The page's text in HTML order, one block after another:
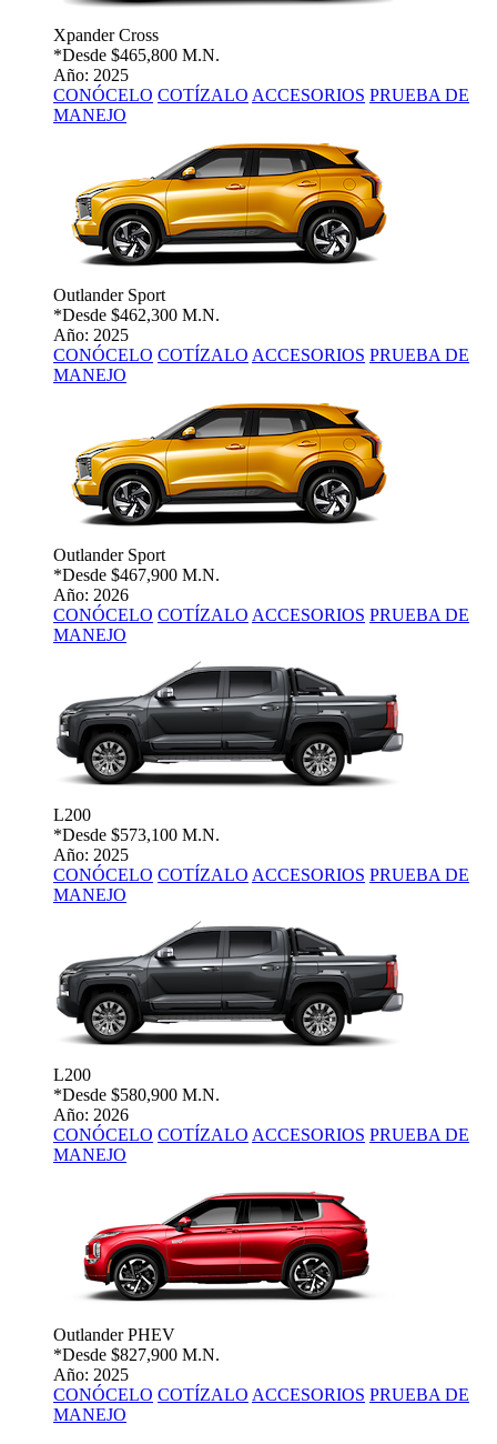
Xpander Cross
*Desde $465,800 M.N.
Año: 2025
CONÓCELO COTÍZALO ACCESORIOS PRUEBA DE
MANEJO
Outlander Sport
*Desde $462,300 M.N.
Año: 2025
CONÓCELO COTÍZALO ACCESORIOS PRUEBA DE
MANEJO
Outlander Sport
*Desde $467,900 M.N.
Año: 2026
CONÓCELO COTÍZALO ACCESORIOS PRUEBA DE
MANEJO
L200
*Desde $573,100 M.N.
Año: 2025
CONÓCELO COTÍZALO ACCESORIOS PRUEBA DE
MANEJO
L200
*Desde $580,900 M.N.
Año: 2026
CONÓCELO COTÍZALO ACCESORIOS PRUEBA DE
MANEJO
Outlander PHEV
*Desde $827,900 M.N.
Año: 2025
CONÓCELO COTÍZALO ACCESORIOS PRUEBA DE
MANEJO